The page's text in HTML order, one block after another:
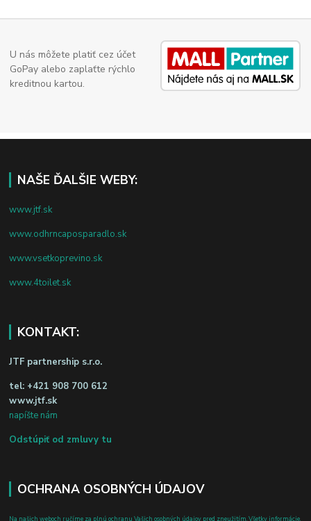
U nás môžete platiť cez účet
GoPay alebo zaplaťte rýchlo
kreditnou kartou.
NAŠE ĎALŠIE WEBY:
www.jtf.sk
www.odhrncaposparadlo.sk
www.vsetkoprevino.sk
www.4toilet.sk
KONTAKT:
JTF partnership s.r.o.
tel: +421 908 700 612
www.jtf.sk
napíšte nám
Odstúpiť od zmluvy tu
OCHRANA OSOBNÝCH ÚDAJOV
Na našich weboch ručíme za plnú ochranu Vašich osobných údajov pred zneužitím. Všetky informácie,